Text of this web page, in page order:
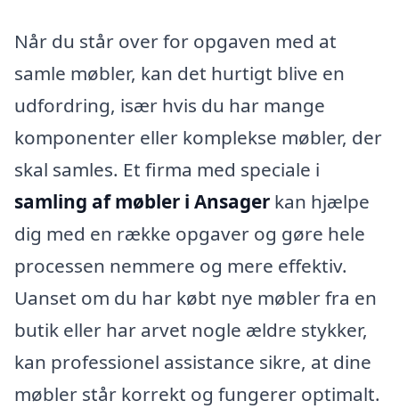
Når du står over for opgaven med at
samle møbler, kan det hurtigt blive en
udfordring, især hvis du har mange
komponenter eller komplekse møbler, der
skal samles. Et firma med speciale i
samling af møbler i Ansager kan hjælpe
dig med en række opgaver og gøre hele
processen nemmere og mere effektiv.
Uanset om du har købt nye møbler fra en
butik eller har arvet nogle ældre stykker,
kan professionel assistance sikre, at dine
møbler står korrekt og fungerer optimalt.